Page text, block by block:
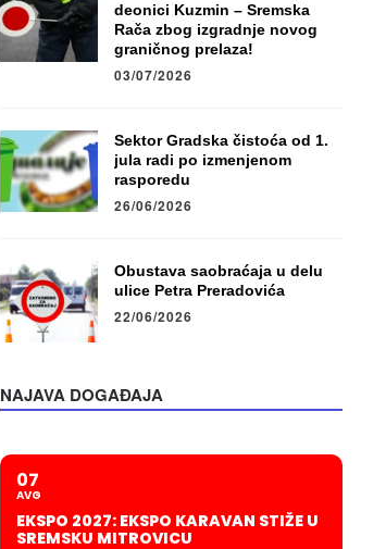
deonici Kuzmin – Sremska
Rača zbog izgradnje novog
graničnog prelaza!
03/07/2026
Sektor Gradska čistoća od 1.
jula radi po izmenjenom
rasporedu
26/06/2026
Obustava saobraćaja u delu
ulice Petra Preradovića
22/06/2026
NAJAVA DOGAĐAJA
07
AVG
EKSPO 2027: EKSPO KARAVAN STIŽE U
SREMSKU MITROVICU